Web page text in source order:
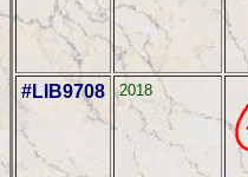
#LIB9708 2018